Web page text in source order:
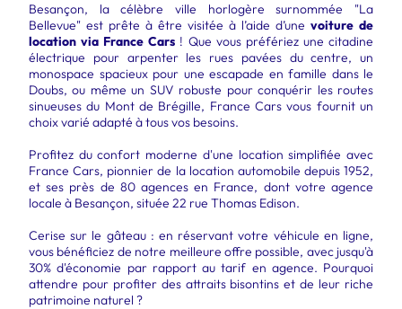
Besançon, la célèbre ville horlogère surnommée "La
Bellevue" est prête à être visitée à l’aide d’une voiture de
location via France Cars ! Que vous préfériez une citadine
électrique pour arpenter les rues pavées du centre, un
monospace spacieux pour une escapade en famille dans le
Doubs, ou même un SUV robuste pour conquérir les routes
sinueuses du Mont de Brégille, France Cars vous fournit un
choix varié adapté à tous vos besoins.
Profitez du confort moderne d'une location simplifiée avec
France Cars, pionnier de la location automobile depuis 1952,
et ses près de 80 agences en France, dont votre agence
locale à Besançon, située 22 rue Thomas Edison.
Cerise sur le gâteau : en réservant votre véhicule en ligne,
vous bénéficiez de notre meilleure offre possible, avec jusqu'à
30% d'économie par rapport au tarif en agence. Pourquoi
attendre pour profiter des attraits bisontins et de leur riche
patrimoine naturel ?